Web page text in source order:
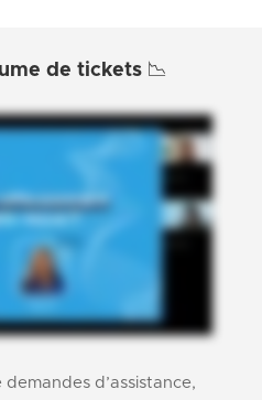
de tickets 📉​
d’assistance,